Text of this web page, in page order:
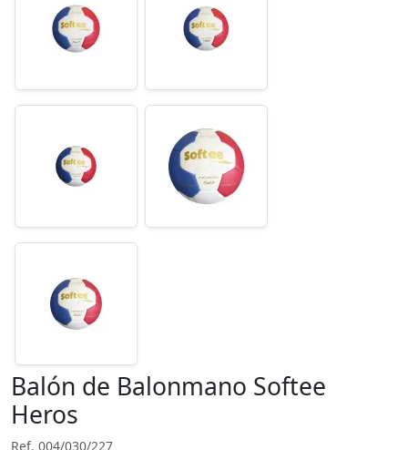
Balón de Balonmano Softee
Heros
Ref. 004/030/227